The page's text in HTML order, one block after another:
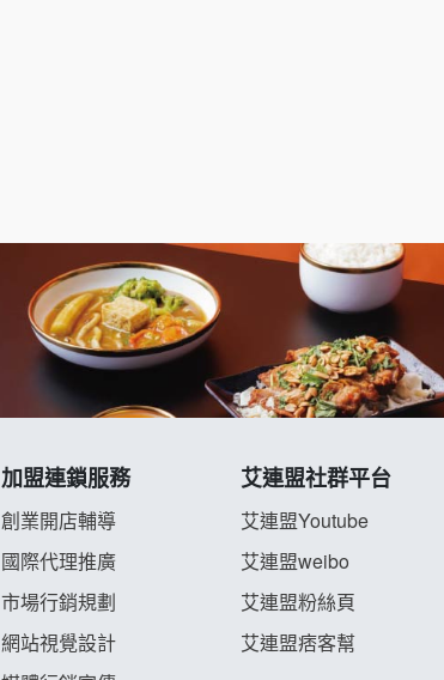
加盟連鎖服務
創業開店輔導
國際代理推廣
市場行銷規劃
網站視覺設計
艾連盟社群平台
艾連盟Youtube
艾連盟weibo
艾連盟粉絲頁
艾連盟痞客幫